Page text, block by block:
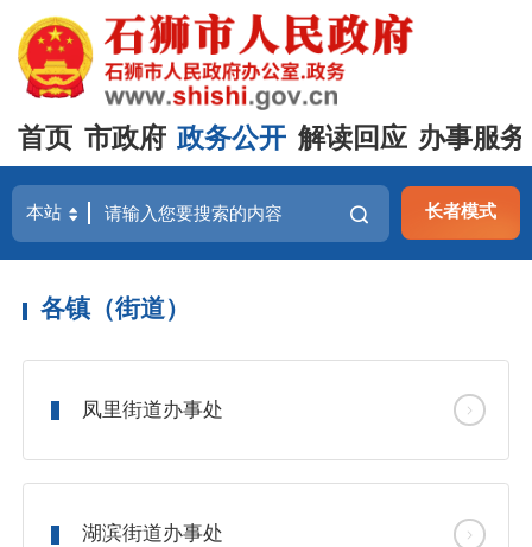
首页 市政府 政务公开 解读回应 办事服务
长者模式
各镇（街道）
凤里街道办事处
湖滨街道办事处